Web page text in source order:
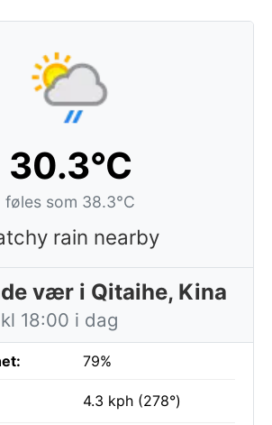
30.3°C
føles som 38.3°C
rain nearby
vær i Qitaihe, Kina
18:00 i dag
79%
4.3 kph (278°)